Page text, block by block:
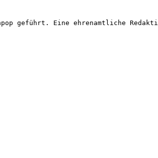
geführt. Eine ehrenamtliche